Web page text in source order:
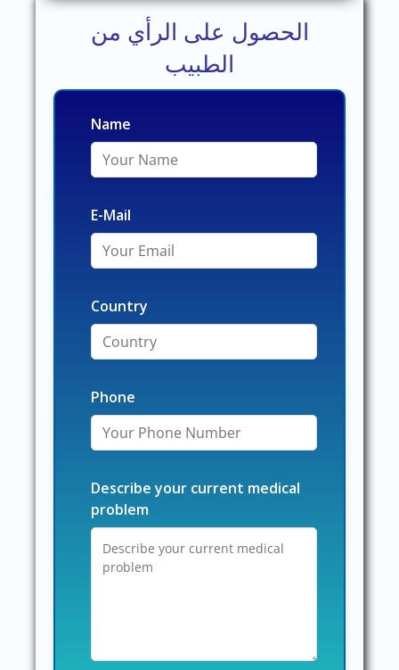
الحصول على الرأي من
الطبيب
Name
E-Mail
Country
Phone
Describe your current medical
problem